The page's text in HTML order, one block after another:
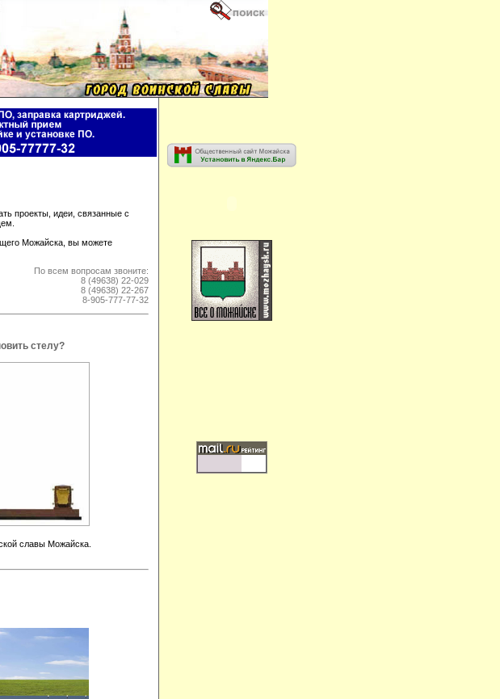
проекты, идеи, связанные с
Можайска, вы можете
По всем вопросам звоните:
8 (49638) 22-029
8 (49638) 22-267
8-905-777-77-32
стелу?
славы Можайска.